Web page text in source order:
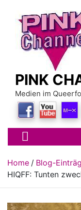
content
PINK
Medien im
Home
Blog-
HIQFF: Tunten